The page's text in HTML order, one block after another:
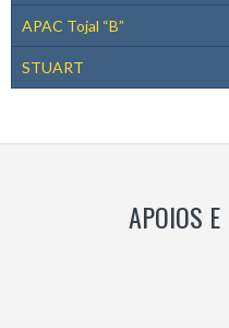
APAC Tojal “B”
STUART
APOIOS E